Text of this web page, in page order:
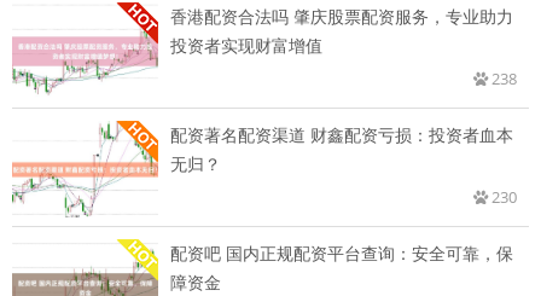
香港配资合法吗 肇庆股票配资服务，专业助力
投资者实现财富增值
238
配资著名配资渠道 财鑫配资亏损：投资者血本
无归？
230
配资吧 国内正规配资平台查询：安全可靠，保
障资金